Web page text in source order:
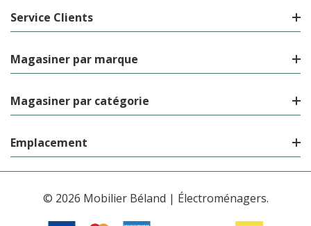
Service Clients
Magasiner par marque
Magasiner par catégorie
Emplacement
© 2026 Mobilier Béland | Électroménagers.